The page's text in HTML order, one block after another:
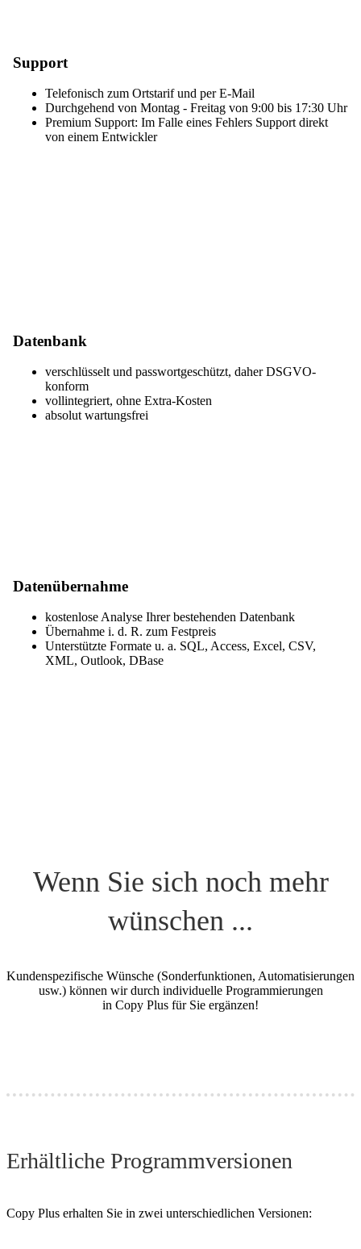
Support
Telefonisch zum Ortstarif und per E-Mail
Durchgehend von Montag - Freitag von 9:00 bis 17:30 Uhr
Premium Support: Im Falle eines Fehlers Support direkt
von einem Entwickler
Datenbank
verschlüsselt und passwortgeschützt, daher DSGVO-
konform
vollintegriert, ohne Extra-Kosten
absolut wartungsfrei
Datenübernahme
kostenlose Analyse Ihrer bestehenden Datenbank
Übernahme i. d. R. zum Festpreis
Unterstützte Formate u. a. SQL, Access, Excel, CSV,
XML, Outlook, DBase
Wenn Sie sich noch mehr
wünschen ...
Kundenspezifische Wünsche (Sonderfunktionen, Automatisierungen
usw.) können wir durch individuelle Programmierungen
in Copy Plus für Sie ergänzen!
Erhältliche Programmversionen
Copy Plus erhalten Sie in zwei unterschiedlichen Versionen: